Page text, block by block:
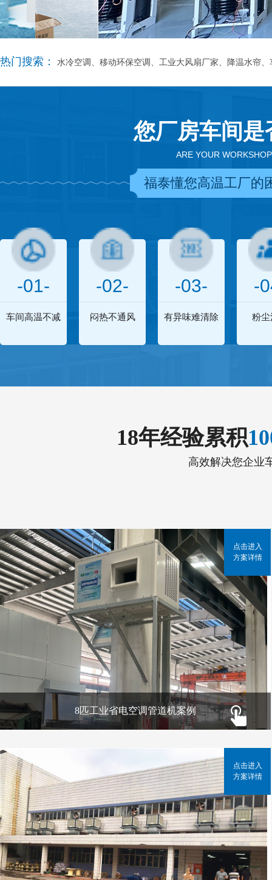
热门搜索： 水冷空调、移动环保空调、工业大风扇厂家、降温水帘
您厂房车间
ARE YOUR
福泰懂您高温工厂的
-01-
车间高温不减
-02-
闷热不通风
-03-
有异味难清除
-
粉尘
18年经验累积
高效解决您企业
8匹工业省电空调管道机案例
点击进入
方案详情
点击进入
方案详情